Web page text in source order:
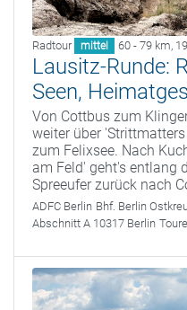
Radtour mittel 60 - 79 km,
Lausitz-Runde:
Seen,
Von Cottbus zum
weiter über
zum Felixsee. Nach
am Feld' geht's entlang
Spreeufer zurück nach
ADFC Berlin Bhf. Berlin
Abschnitt A 10317 Berlin